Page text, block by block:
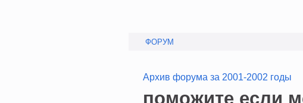
ФОРУМ
Архив форума за 2001-2002 годы
поможите если